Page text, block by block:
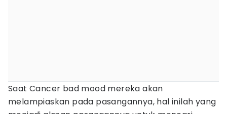
Saat Cancer bad mood mereka akan
melampiaskan pada pasangannya, hal inilah yang